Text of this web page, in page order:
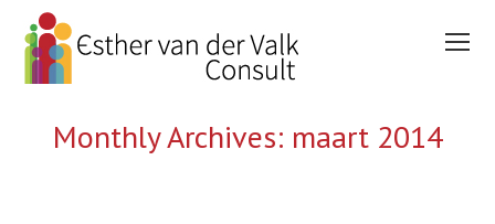
Monthly Archives: maart 2014